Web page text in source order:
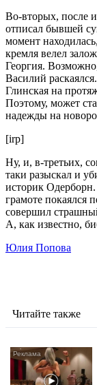
Во-вторых, после
отписал бывшей
момент
кремля велел
Георгия.
Василий
Глинская на
Поэтому, может
надежды на
[irp]
Ну, и, в-третьих,
таки разыскал и
историк
грамоте покаялся
совершил
А, как известно,
Юлия Попова
Читайте также